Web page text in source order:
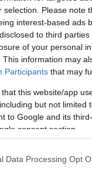
selection. Please note
interest-based ads
to third
of your personal
This information may
Participants that may
that this website/app
but not limited
to Google and its
consent section.
Data Processing Opt
előtt a
szülőházából
elé állítottak
18 karátos
Churchill néhai
otthonában, a
kilométerre
Oxfordshire
palotában